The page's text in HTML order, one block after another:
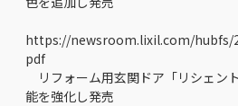
https://newsroom.lixil.com/hubfs/
pdf
リフォーム用玄関ドア「リシェン
能を強化し発売